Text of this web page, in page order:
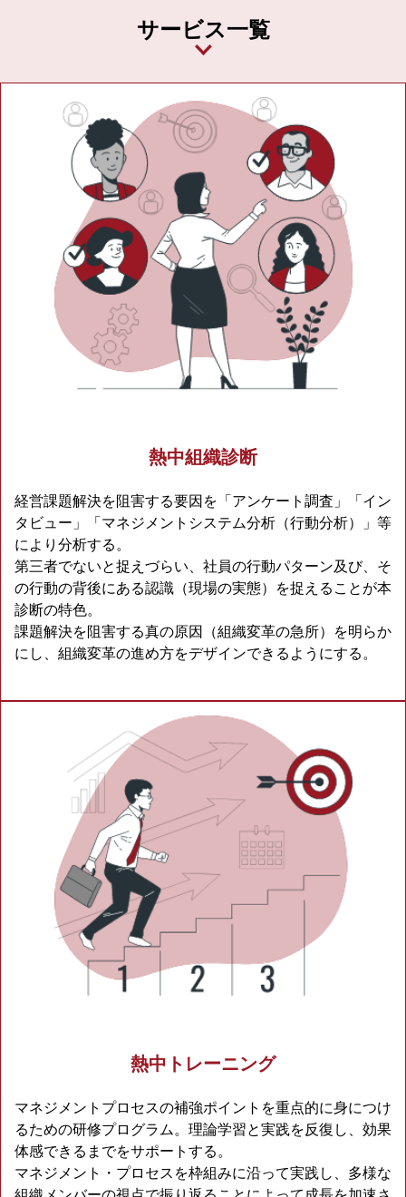
サービス一覧
熱中組織診断
経営課題解決を阻害する要因を「アンケート調査」「イン
タビュー」「マネジメントシステム分析（行動分析）」等
により分析する。
第三者でないと捉えづらい、社員の行動パターン及び、そ
の行動の背後にある認識（現場の実態）を捉えることが本
診断の特色。
課題解決を阻害する真の原因（組織変革の急所）を明らか
にし、組織変革の進め方をデザインできるようにする。
熱中トレーニング
マネジメントプロセスの補強ポイントを重点的に身につけ
るための研修プログラム。理論学習と実践を反復し、効果
体感できるまでをサポートする。
マネジメント・プロセスを枠組みに沿って実践し、多様な